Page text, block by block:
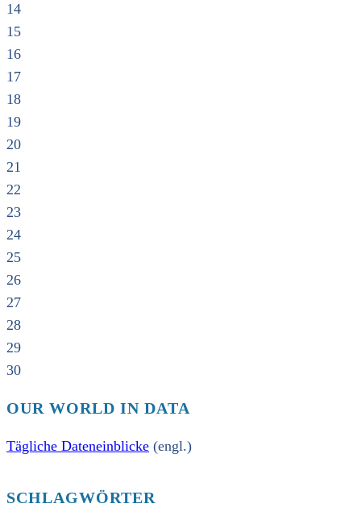
14
15
16
17
18
19
20
21
22
23
24
25
26
27
28
29
30
OUR WORLD IN DATA
Tägliche Dateneinblicke (engl.)
SCHLAGWÖRTER